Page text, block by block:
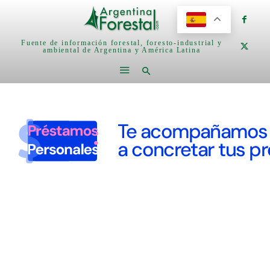
Fuente de información forestal, foresto-industrial y
ambiental de Argentina y América Latina